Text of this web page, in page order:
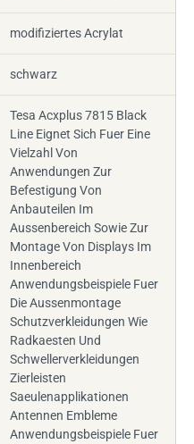
modifiziertes Acrylat
schwarz
Tesa Acxplus 7815 Black
Line Eignet Sich Fuer Eine
Vielzahl Von
Anwendungen Zur
Befestigung Von
Anbauteilen Im
Aussenbereich Sowie Zur
Montage Von Displays Im
Innenbereich
Anwendungsbeispiele Fuer
Die Aussenmontage
Schutzverkleidungen Wie
Radkaesten Und
Schwellerverkleidungen
Zierleisten
Saeulenapplikationen
Antennen Embleme
Anwendungsbeispiele Fuer